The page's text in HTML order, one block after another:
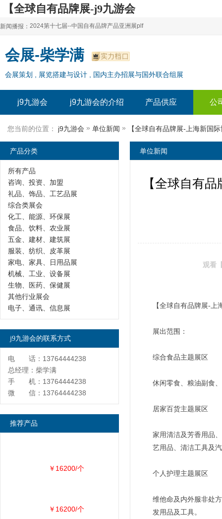
【全球自有品牌展-j9九游会
新闻播报：
2024上海自有品牌展--百货展|食品展 零售展|oem展
2024全球自有--品牌产品亚洲展（plf）
2024上海自有品牌展--2024上海oem 贴牌代加工展
2024第十七届--中国自有品牌产品亚洲展plf
2024全球自有--品牌产品亚洲展（plf）
2024年上海--第17届自有品牌展
会展-柴学满
会展策划 , 展览搭建与设计 , 国内主办招展与国外联合组展
j9九游会 j9九游会的介绍 产品供应 公
您当前的位置： j9九游会 » 单位新闻 »
单位新闻
【全球自有
观看
【全球自有品牌展-上
展出范围：
综合食品主题展区
休闲零食、粮油副食
居家百货主题展区
家用清洁及芳香用品
艺用品、清洁工具及
个人护理主题展区
维他命及内外服非处
发用品及工具。
产品分类
所有产品
咨询、投资、加盟
礼品、饰品、工艺品展
综合类展会
化工、能源、环保展
食品、饮料、农业展
五金、建材、建筑展
服装、纺织、皮革展
家电、家具、日用品展
机械、工业、设备展
生物、医药、保健展
其他行业展会
电子、通讯、信息展
j9九游会的联系方式
电 话：13764444238
总经理：柴学满
手 机：13764444238
微 信：13764444238
推荐产品
￥16200/个
￥16200/个